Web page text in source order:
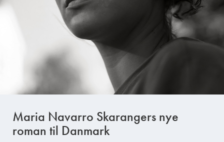
Maria Navarro Skarangers nye
roman til Danmark